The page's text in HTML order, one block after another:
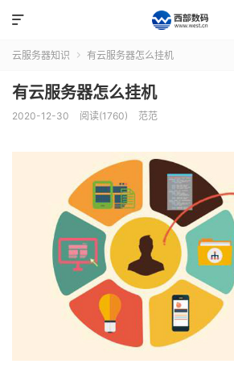

云服务器知识  有云服务器怎么挂机
有云服务器怎么挂机
2020-12-30 阅读(1760) 范范